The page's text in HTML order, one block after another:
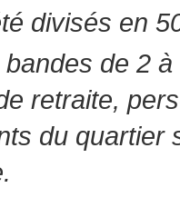
divisés en
de 2
retraite,
du quartier